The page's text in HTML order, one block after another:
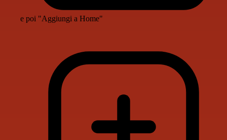
e poi "Aggiungi a Home"